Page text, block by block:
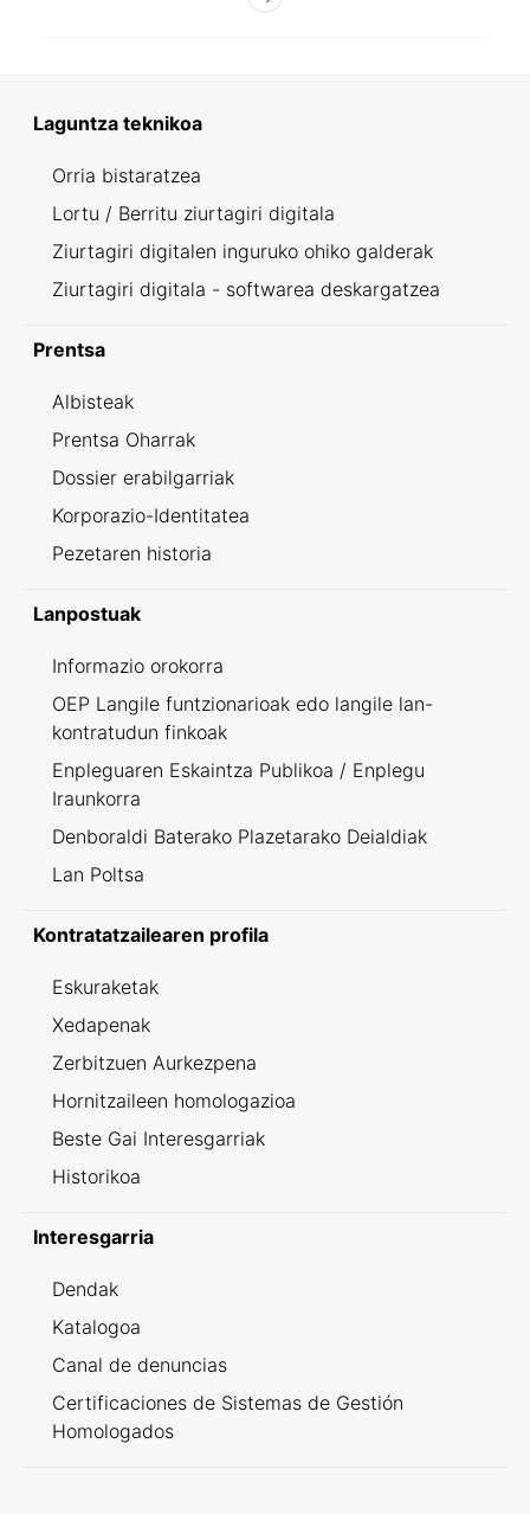
Laguntza teknikoa
Orria bistaratzea
Lortu / Berritu ziurtagiri digitala
Ziurtagiri digitalen inguruko ohiko galderak
Ziurtagiri digitala - softwarea deskargatzea
Prentsa
Albisteak
Prentsa Oharrak
Dossier erabilgarriak
Korporazio-Identitatea
Pezetaren historia
Lanpostuak
Informazio orokorra
OEP Langile funtzionarioak edo langile lan-
kontratudun finkoak
Enpleguaren Eskaintza Publikoa / Enplegu
Iraunkorra
Denboraldi Baterako Plazetarako Deialdiak
Lan Poltsa
Kontratatzailearen profila
Eskuraketak
Xedapenak
Zerbitzuen Aurkezpena
Hornitzaileen homologazioa
Beste Gai Interesgarriak
Historikoa
Interesgarria
Dendak
Katalogoa
Canal de denuncias
Certificaciones de Sistemas de Gestión
Homologados